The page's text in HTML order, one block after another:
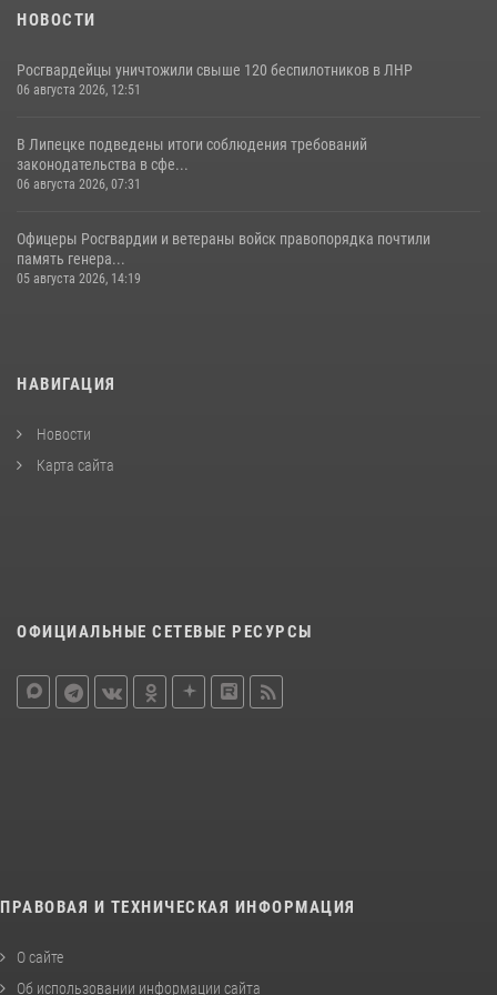
НОВОСТИ
Росгвардейцы уничтожили свыше 120 беспилотников в ЛНР
06 августа 2026, 12:51
В Липецке подведены итоги соблюдения требований
законодательства в сфе...
06 августа 2026, 07:31
Офицеры Росгвардии и ветераны войск правопорядка почтили
память генера...
05 августа 2026, 14:19
НАВИГАЦИЯ
Новости
Карта сайта
ОФИЦИАЛЬНЫЕ СЕТЕВЫЕ РЕСУРСЫ
ПРАВОВАЯ И ТЕХНИЧЕСКАЯ ИНФОРМАЦИЯ
О сайте
Об использовании информации сайта